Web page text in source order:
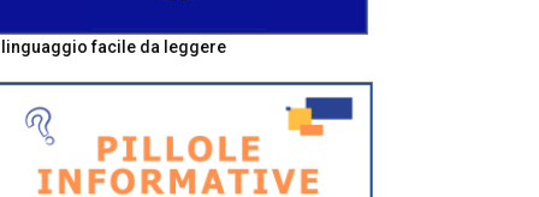
linguaggio facile da leggere